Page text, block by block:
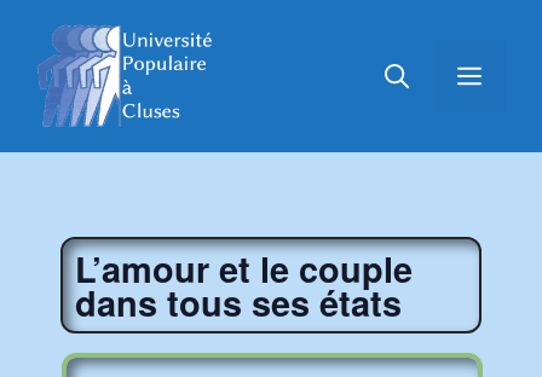
L’amour et le couple
dans tous ses états